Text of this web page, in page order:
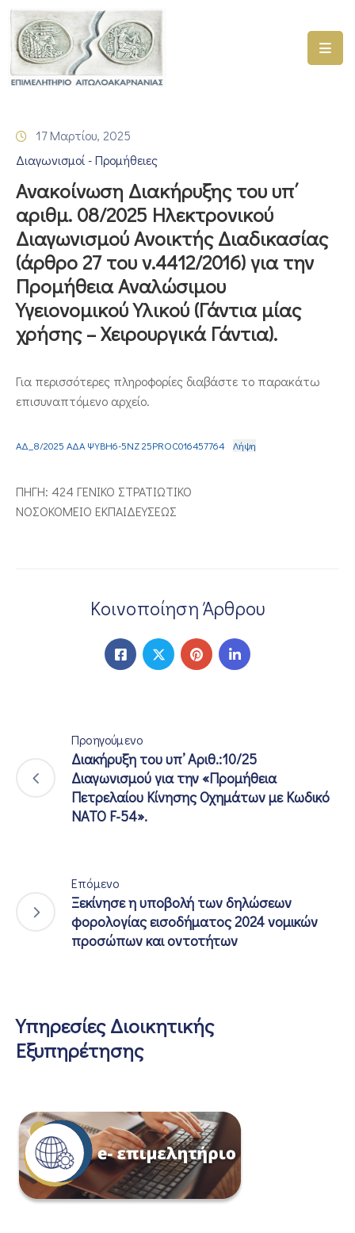
ΑΡΧΙΚΗ
ΓΕΜΗ
–
ΠΡΟΓΡΑΜΜΑΤΑ
ΕΠΙΜΕΛΗΤΗΡΙΟΥ
ΣΥΜΜΕΤΟΧΗ
ΕΤΑΙΡΕΙΕΣ
ΕΠΙΚΑΙΡΟΤΗΤΑ
ΕΠΙΚΟΙΝΩΝΙΑ
17 Μαρτίου, 2025
Διαγωνισμοί - Προμήθειες
Ανακοίνωση Διακήρυξης του υπ΄
αριθμ. 08/2025 Ηλεκτρονικού
Διαγωνισμού Ανοικτής Διαδικασίας
(άρθρο 27 του ν.4412/2016) για την
Προμήθεια Αναλώσιμου
Υγειονομικού Υλικού (Γάντια μίας
χρήσης – Χειρουργικά Γάντια).
Για περισσότερες πληροφορίες διαβάστε το παρακάτω
επισυναπτόμενο αρχείο.
ΑΔ_8/2025 ΑΔΑ ΨΥΒΗ6-5ΝΖ 25PROC016457764 Λήψη
ΠΗΓΗ: 424 ΓΕΝΙΚΟ ΣΤΡΑΤΙΩΤΙΚΟ
ΝΟΣΟΚΟΜΕΙΟ ΕΚΠΑΙΔΕΥΣΕΩΣ
Κοινοποίηση Άρθρου
Προηγούμενο
Διακήρυξη του υπ’ Αριθ.:10/25
Διαγωνισμού για την «Προμήθεια
Πετρελαίου Κίνησης Οχημάτων με Κωδικό
ΝΑΤΟ F-54».
Επόμενο
Ξεκίνησε η υποβολή των δηλώσεων
φορολογίας εισοδήματος 2024 νομικών
προσώπων και οντοτήτων
Υπηρεσίες Διοικητικής
Εξυπηρέτησης